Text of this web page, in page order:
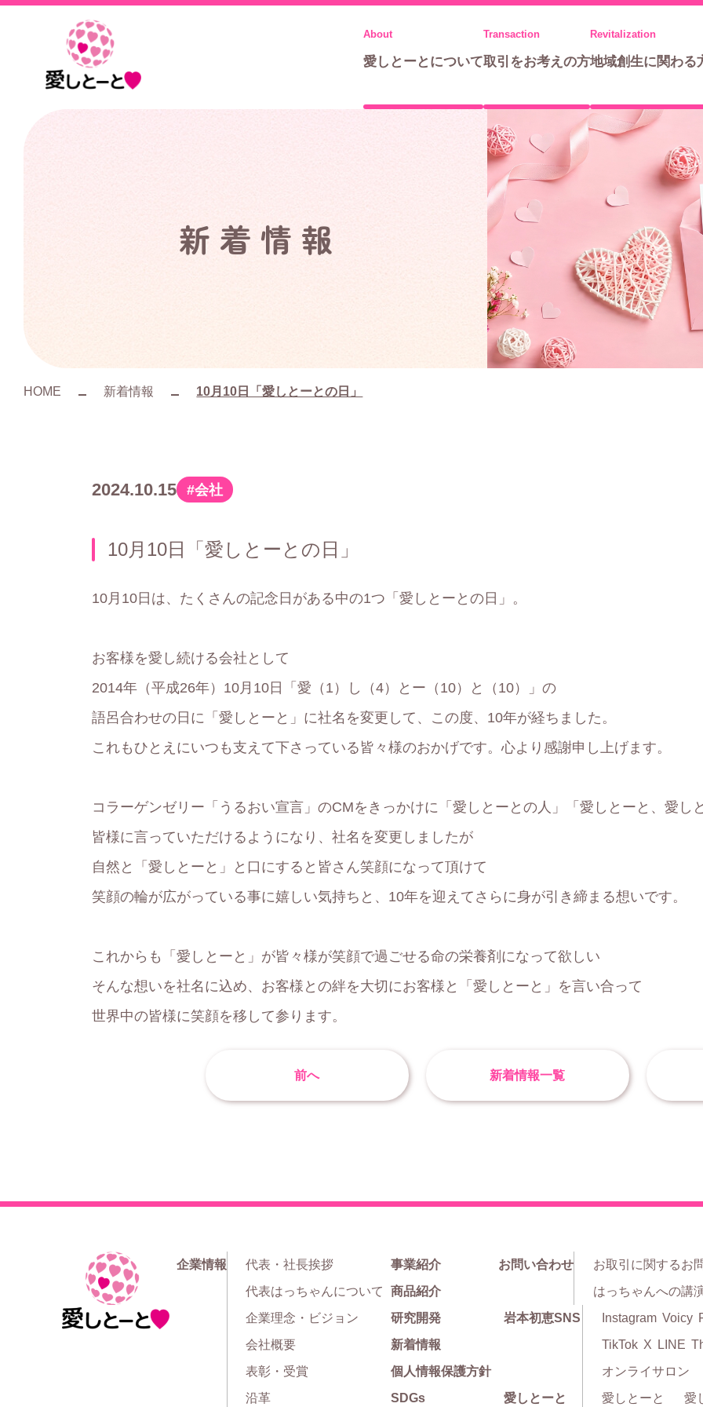
と
ー
愛しとーとについて取引をお考えの方地域創生に関わる
新着情報
HOME 新着情報 10月10日「愛しとーとの日」
10月10日「愛しとーとの日」
2024.10.15カ
ゴ
会社
10月10日は、たくさんの記念日がある中の1つ「愛しとーとの日」。
お客様を愛し続ける会社として
2014年（平成26年）10月10日「愛（1）し（4）とー（10）と（10）」の
語呂合わせの日に「愛しとーと」に社名を変更して、この度、10年が経ちました。
これもひとえにいつも支えて下さっている皆々様のおかげです。心より感謝申し上げます。
コラーゲンゼリー「うるおい宣言」のCMをきっかけに「愛しとーとの人」「愛しとーと、愛し
皆様に言っていただけるようになり、社名を変更しましたが
自然と「愛しとーと」と口にすると皆さん笑顔になって頂けて
笑顔の輪が広がっている事に嬉しい気持ちと、10年を迎えてさらに身が引き締まる想いです。
これからも「愛しとーと」が皆々様が笑顔で過ごせる命の栄養剤になって欲しい
そんな想いを社名に込め、お客様との絆を大切にお客様と「愛しとーと」を言い合って
世界中の皆様に笑顔を移して参ります。
前へ 新着情報一覧
ム
企業情報
代表・社長挨拶
代表はっちゃんについて
企業理念・ビジョン
会社概要
表彰・受賞
沿革
事業紹介
商品紹介
研究開発
新着情報
個人情報保護方針
SDGs
お問い合わせ
お取引に関するお
はっちゃんへの講
岩本初恵SNS
Instagram Voicy
TikTok X LINE
オンライサロン
愛しとーと
愛しとーと 愛